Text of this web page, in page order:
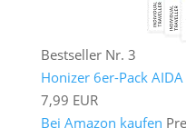
Bestseller Nr. 3
Honizer 6er-Pack
7,99 EUR
Bei Amazon kaufen